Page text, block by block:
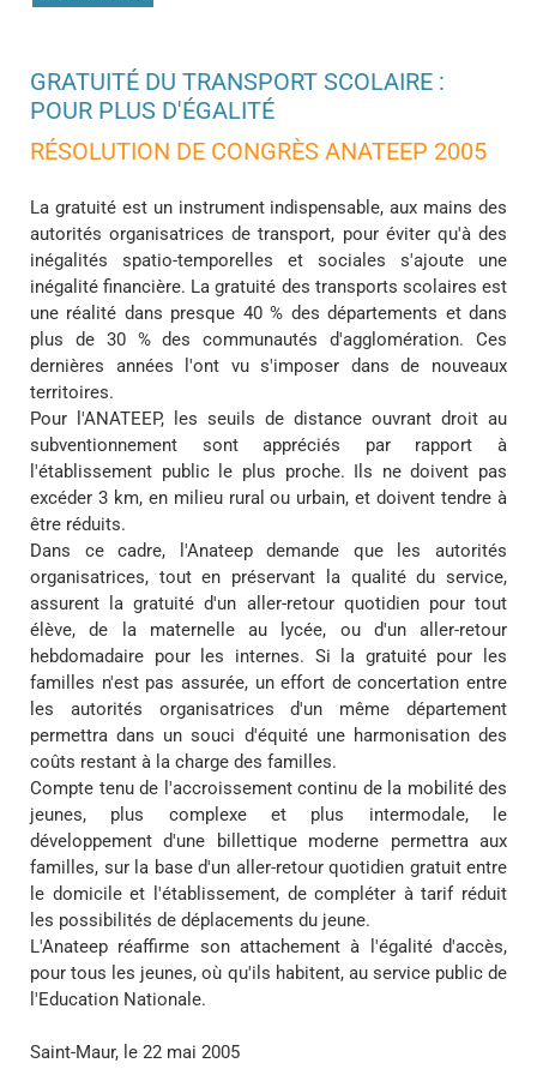
GRATUITÉ DU TRANSPORT SCOLAIRE :
POUR PLUS D'ÉGALITÉ
RÉSOLUTION DE CONGRÈS ANATEEP 2005
La gratuité est un instrument indispensable, aux mains des
autorités organisatrices de transport, pour éviter qu'à des
inégalités spatio-temporelles et sociales s'ajoute une
inégalité financière. La gratuité des transports scolaires est
une réalité dans presque 40 % des départements et dans
plus de 30 % des communautés d'agglomération. Ces
dernières années l'ont vu s'imposer dans de nouveaux
territoires.
Pour l'ANATEEP, les seuils de distance ouvrant droit au
subventionnement sont appréciés par rapport à
l'établissement public le plus proche. Ils ne doivent pas
excéder 3 km, en milieu rural ou urbain, et doivent tendre à
être réduits.
Dans ce cadre, l'Anateep demande que les autorités
organisatrices, tout en préservant la qualité du service,
assurent la gratuité d'un aller-retour quotidien pour tout
élève, de la maternelle au lycée, ou d'un aller-retour
hebdomadaire pour les internes. Si la gratuité pour les
familles n'est pas assurée, un effort de concertation entre
les autorités organisatrices d'un même département
permettra dans un souci d'équité une harmonisation des
coûts restant à la charge des familles.
Compte tenu de l'accroissement continu de la mobilité des
jeunes, plus complexe et plus intermodale, le
développement d'une billettique moderne permettra aux
familles, sur la base d'un aller-retour quotidien gratuit entre
le domicile et l'établissement, de compléter à tarif réduit
les possibilités de déplacements du jeune.
L'Anateep réaffirme son attachement à l'égalité d'accès,
pour tous les jeunes, où qu'ils habitent, au service public de
l'Education Nationale.
Saint-Maur, le 22 mai 2005